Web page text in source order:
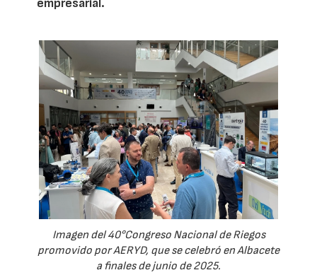
empresarial.
Imagen del 40°Congreso Nacional de Riegos
promovido por AERYD, que se celebró en Albacete
a finales de junio de 2025.